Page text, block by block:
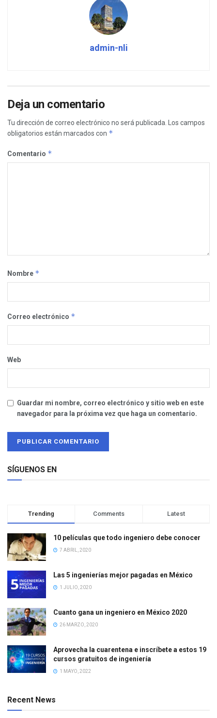
admin-nli
Deja un comentario
Tu dirección de correo electrónico no será publicada.
Los campos
obligatorios están marcados con *
Comentario *
Nombre *
Correo electrónico *
Web
Guardar mi nombre, correo electrónico y sitio web en este
navegador para la próxima vez que haga un comentario.
SÍGUENOS EN
Trending Comments Latest
10 películas que todo ingeniero debe conocer
7 ABRIL, 2020
Las 5 ingenierías mejor pagadas en México
1 JULIO, 2020
Cuanto gana un ingeniero en México 2020
26 MARZO, 2020
Aprovecha la cuarentena e inscríbete a estos 19
cursos gratuitos de ingeniería
1 MAYO, 2022
Recent News